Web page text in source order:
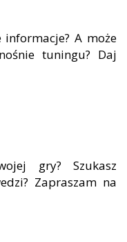
informacje? A może
tuningu? Daj
gry? Szukasz
Zapraszam na